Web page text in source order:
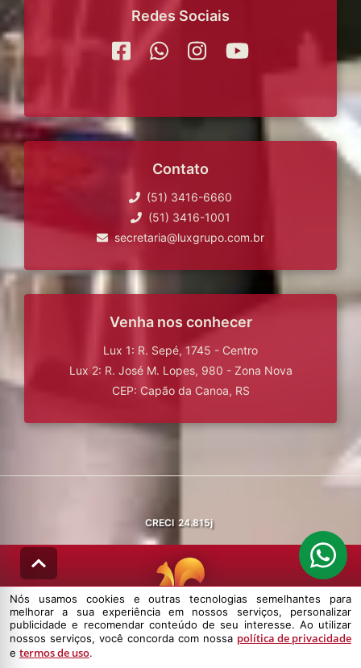
Redes Sociais
Contato
(51) 3416-6660
(51) 3416-1001
secretaria@luxgrupo.com.br
Venha nos conhecer
Lux 1: R. Sepé, 1745 - Centro
Lux 2: R. José M. Lopes, 980 - Zona Nova
CEP: Capão da Canoa, RS
CRECI 24.815j
© DESENVOLVIDO PELAAGIL.NET
Nós usamos cookies e outras tecnologias semelhantes para melhorar a
sua experiência em nossos serviços, personalizar publicidade e
Nós usamos cookies e outras tecnologias semelhantes para
melhorar a sua experiência em nossos serviços, personalizar
publicidade e recomendar conteúdo de seu interesse. Ao utilizar
nossos serviços, você concorda com nossa política de privacidade
e termos de uso.